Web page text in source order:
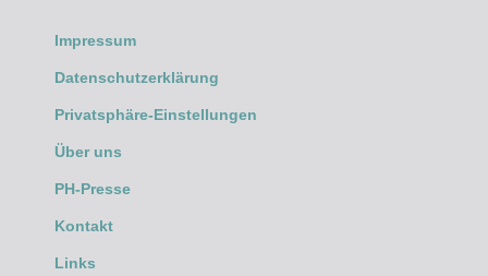
Impressum
Datenschutzerklärung
Privatsphäre-Einstellungen
Über uns
PH-Presse
Kontakt
Links